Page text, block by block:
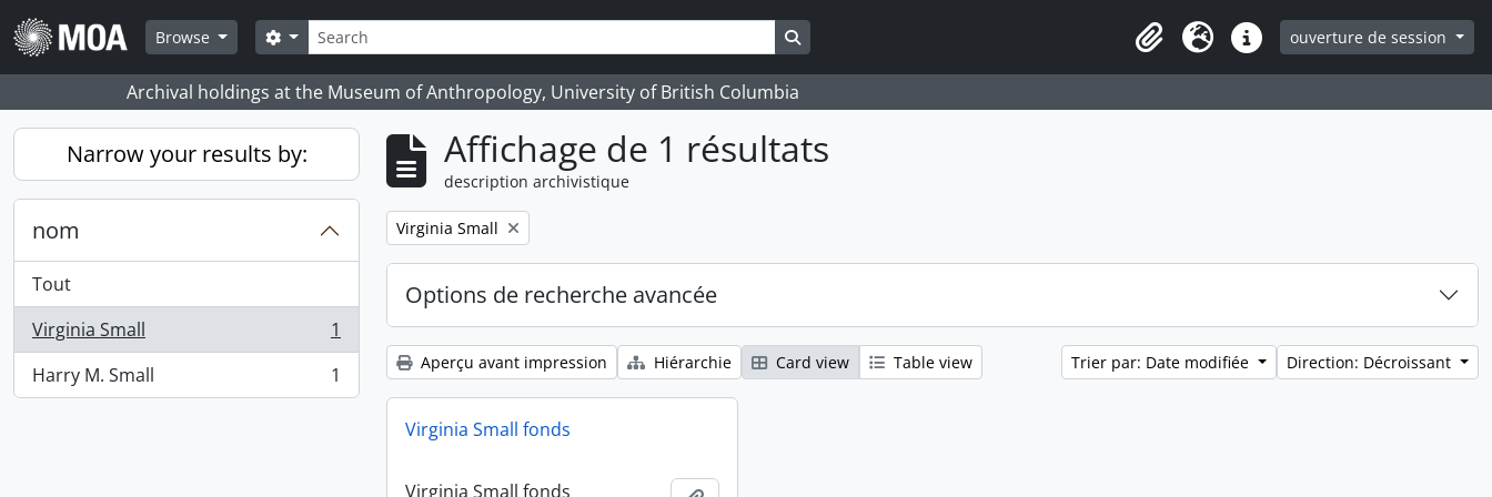
Skip to main content
Browse
Rechercher
Search options Search in browse page
ClipboardLangueLiens rapidesouverture de session
Archival holdings at the Museum of Anthropology, University of British Columbia
Narrow your results by:
nom
Tout
Virginia Small
, 1 résultats
1
Harry M. Small
, 1 résultats 1
Affichage de 1 résultats
description archivistique
Remove filter:
Virginia Small
Options de recherche avancée
Aperçu avant impression Hiérarchie Card view Table view Trier par: Date modifiée Direction: Décroissant
Virginia Small fonds
Virginia Small fonds